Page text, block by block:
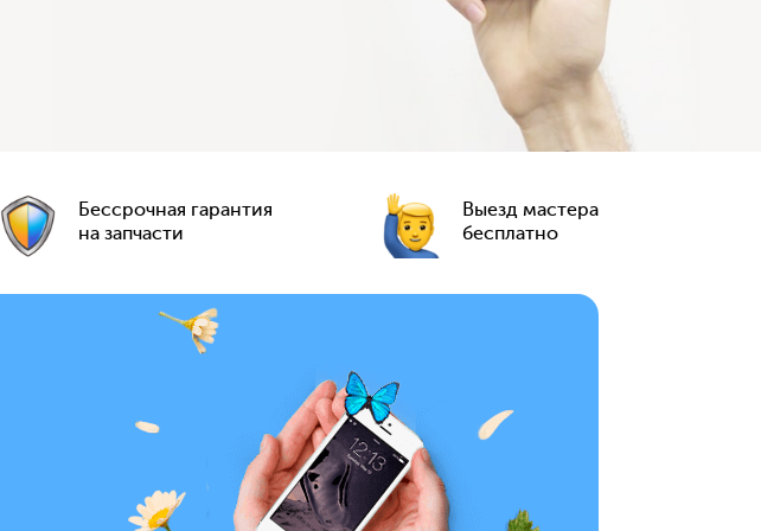
Бессрочная гарантия
на запчасти
Выезд мастера
бесплатно